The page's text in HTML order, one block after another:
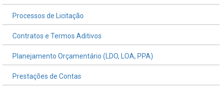
Processos de Licitação
Contratos e Termos Aditivos
Planejamento Orçamentário (LDO, LOA, PPA)
Prestações de Contas